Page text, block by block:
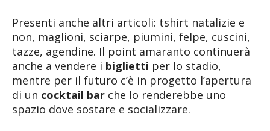
Presenti anche altri articoli: tshirt natalizie e
non, maglioni, sciarpe, piumini, felpe, cuscini,
tazze, agendine. Il point amaranto continuerà
anche a vendere i biglietti per lo stadio,
mentre per il futuro c’è in progetto l’apertura
di un cocktail bar che lo renderebbe uno
spazio dove sostare e socializzare.